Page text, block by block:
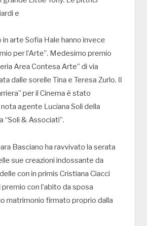
e
in arte Sofia Hale hanno invece
per l’Arte”. Medesimo premio
Area Contesa Arte” di via
dalle sorelle Tina e Teresa Zurlo. Il
per il Cinema è stato
agente Luciana Soli della
“Soli & Associati”.
Basciano ha ravvivato la serata
sue creazioni indossante da
con in primis Cristiana Ciacci
con l’abito da sposa
matrimonio firmato proprio dalla